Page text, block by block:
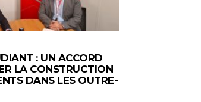
: UN ACCORD
LA CONSTRUCTION
DANS LES OUTRE-